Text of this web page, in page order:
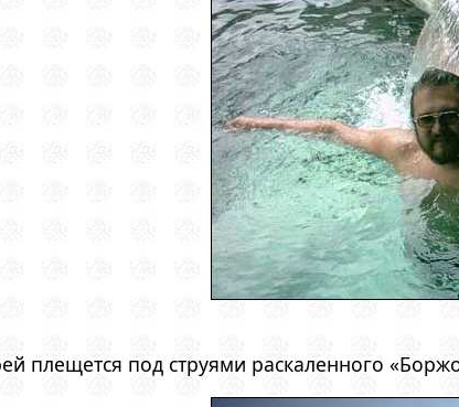
плещется под струями раскаленного